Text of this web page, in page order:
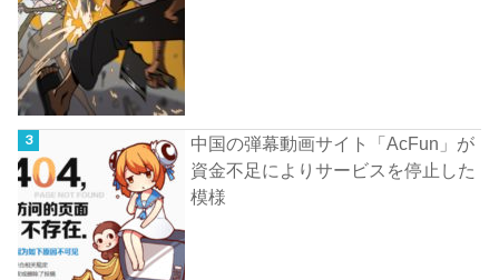
中国の弾幕動画サイト「AcFun」が
資金不足によりサービスを停止した
模様